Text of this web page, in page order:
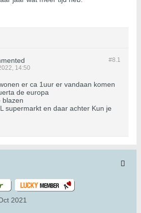
#8.1
14:50
er ca 1uur er vandaan komen
de europa
blazen
supermarkt en daar achter Kun je
2021